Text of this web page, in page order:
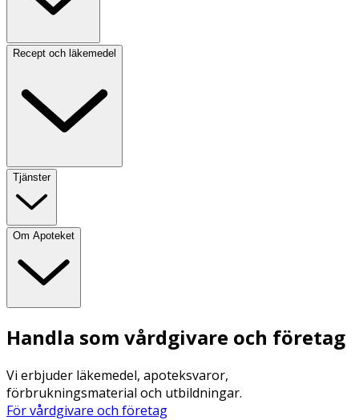
Recept och läkemedel
Tjänster
Om Apoteket
Handla som vårdgivare och företag
Vi erbjuder läkemedel, apoteksvaror,
förbrukningsmaterial och utbildningar.
För vårdgivare och företag